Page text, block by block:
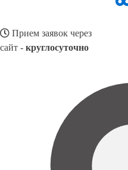
Прием заявок через
сайт - круглосуточно